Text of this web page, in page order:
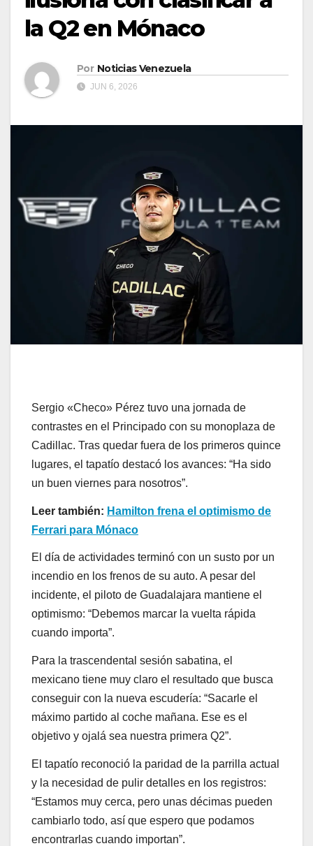
la Q2 en Mónaco
Por Noticias Venezuela
JUN 6, 2026
Sergio «Checo» Pérez tuvo una jornada de
contrastes en el Principado con su monoplaza de
Cadillac. Tras quedar fuera de los primeros quince
lugares, el tapatío destacó los avances: “Ha sido
un buen viernes para nosotros”.
Leer también: Hamilton frena el optimismo de
Ferrari para Mónaco
El día de actividades terminó con un susto por un
incendio en los frenos de su auto. A pesar del
incidente, el piloto de Guadalajara mantiene el
optimismo: “Debemos marcar la vuelta rápida
cuando importa”.
Para la trascendental sesión sabatina, el
mexicano tiene muy claro el resultado que busca
conseguir con la nueva escudería: “Sacarle el
máximo partido al coche mañana. Ese es el
objetivo y ojalá sea nuestra primera Q2”.
El tapatío reconoció la paridad de la parrilla actual
y la necesidad de pulir detalles en los registros:
“Estamos muy cerca, pero unas décimas pueden
cambiarlo todo, así que espero que podamos
encontrarlas cuando importan”.